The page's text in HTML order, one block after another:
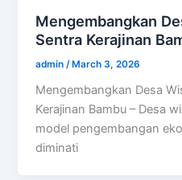
Mengembangkan
Sentra Kerajinan
admin /March 3, 2026
Mengembangkan Desa
Kerajinan Bambu – Desa
model pengembangan
diminati